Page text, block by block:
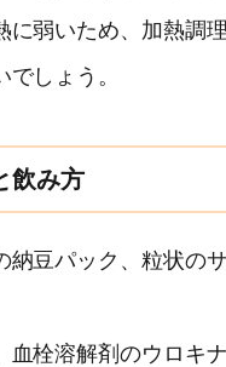
に弱いため、加熱調
しょう。
飲み方
豆パック、粒状の
血栓溶解剤のウロキ